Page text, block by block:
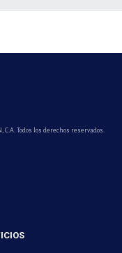
C.A. Todos los derechos reservados.